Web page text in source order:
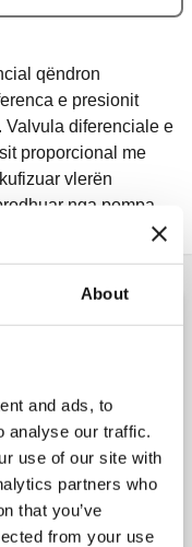
About
and ads, to
analyse our traffic.
use of our site with
partners who
that you’ve
from your use
qëndron
e presionit
Valvula diferenciale e
proporcional me
vlerën
nga pompa.
e
të graduar.
e
të graduar.